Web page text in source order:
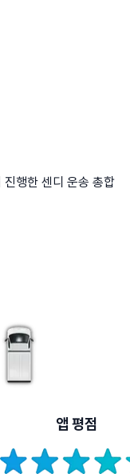
진행한 센디 운송 총합
앱 평점